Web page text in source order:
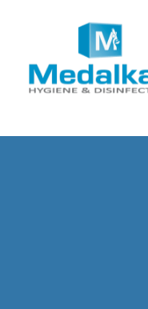
gekozen
worden
op
de